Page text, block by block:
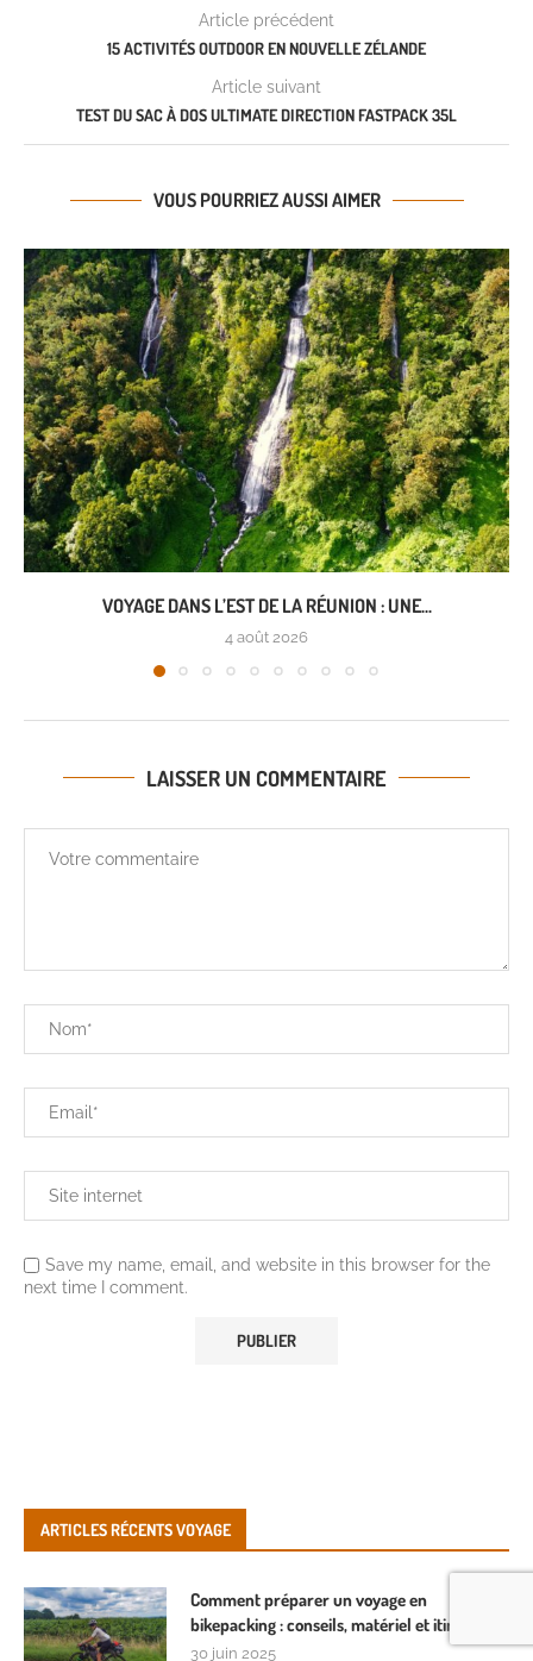
Article précédent
15 ACTIVITÉS OUTDOOR EN NOUVELLE ZÉLANDE
Article suivant
TEST DU SAC À DOS ULTIMATE DIRECTION FASTPACK 35L
VOUS POURRIEZ AUSSI AIMER
VOYAGE DANS L’EST DE LA RÉUNION : UNE...
4 août 2026
LAISSER UN COMMENTAIRE
Save my name, email, and website in this browser for the
next time I comment.
ARTICLES RÉCENTS VOYAGE
Comment préparer un voyage en
bikepacking : conseils, matériel et itinéraires
30 juin 2025